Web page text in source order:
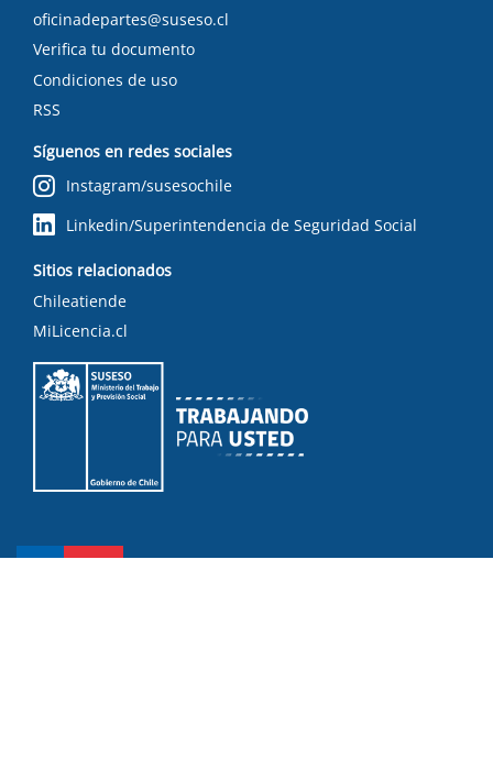
oficinadepartes@suseso.cl
Verifica tu documento
Condiciones de uso
RSS
Síguenos en redes sociales
Instagram/susesochile
Linkedin/Superintendencia de Seguridad Social
Sitios relacionados
Chileatiende
MiLicencia.cl